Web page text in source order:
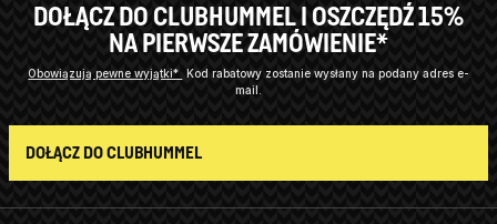
DOŁĄCZ DO CLUBHUMMEL I OSZCZĘDŹ 15%
NA PIERWSZE ZAMÓWIENIE*
Obowiązują pewne wyjątki* Kod rabatowy zostanie wysłany na podany adres e-
mail.
DOŁĄCZ DO CLUBHUMMEL